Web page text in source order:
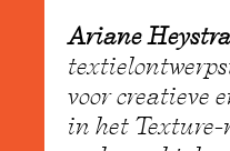
Ariane
voor creatieve
in het